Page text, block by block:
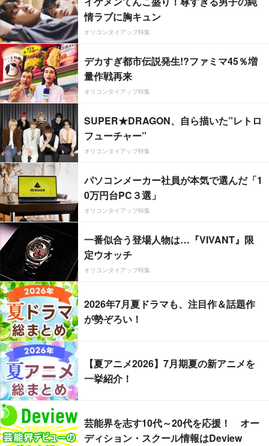
情ラブに胸キュン
オリコンタイアップ特集
デカすぎ都市伝説発生!?ファミマ45％増
量作戦再来
オリコンタイアップ特集
SUPER★DRAGON、自ら描いた”レトロ
フューチャー”
オリコンタイアップ特集
パソコンメーカー社員が本気で選んだ「1
0万円台PC３選」
オリコンタイアップ特集
一番似合う登場人物は…『VIVANT』限
定ウオッチ
オリコンタイアップ特集
2026年7月夏ドラマも、注目作＆話題作
が勢ぞろい！
【夏アニメ2026】7月期夏の新アニメを
一挙紹介！
芸能界を志す10代～20代を応援！ オー
ディション・スクール情報はDeview